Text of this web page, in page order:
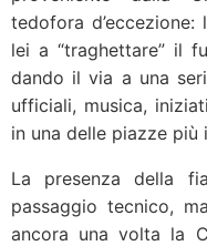
tedofora d’eccezione:
lei a “traghettare” il
dando il via a una
ufficiali, musica,
in una delle piazze
La presenza della
passaggio tecnico,
ancora una volta la